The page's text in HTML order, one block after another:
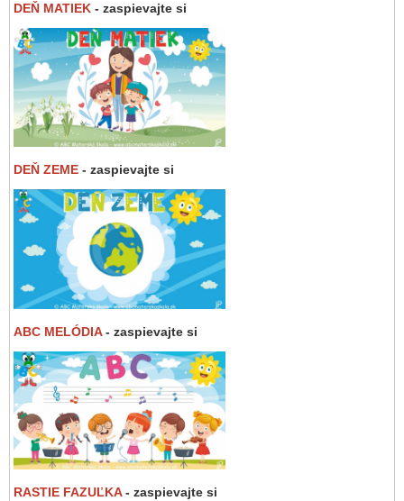
DEŇ MATIEK - zaspievajte si
DEŇ ZEME - zaspievajte si
ABC MELÓDIA- zaspievajte si
RASTIE FAZUĽKA- zaspievajte si